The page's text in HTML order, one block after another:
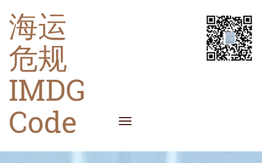
海运
危规
IMDG
Code